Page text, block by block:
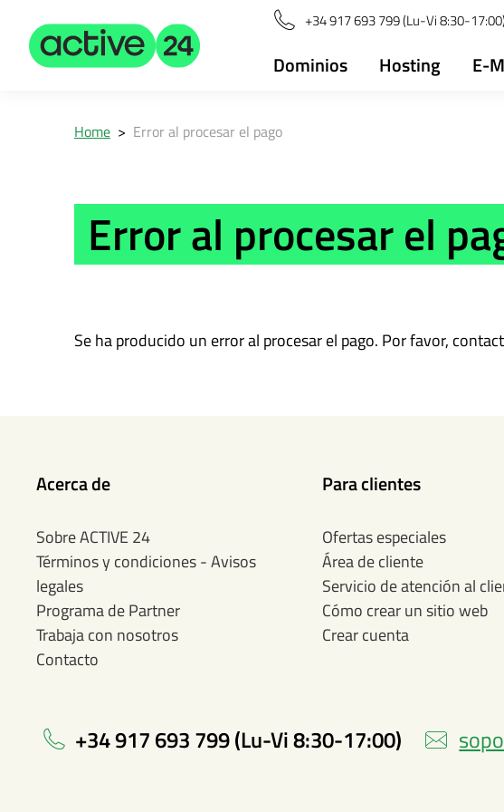
+34 917 693 799 (Lu-Vi 8:30-17:00)
Dominios Hosting E-
Home > Error al procesar el pago
Error al procesar el
Se ha producido un error al procesar el pago. Por favor,
Acerca de
Sobre ACTIVE 24
Términos y condiciones - Avisos
legales
Programa de Partner
Trabaja con nosotros
Contacto
Para clientes
Ofertas especiales
Área de cliente
Servicio de atención al
Cómo crear un sitio web
Crear cuenta
+34 917 693 799 (Lu-Vi 8:30-17:00)